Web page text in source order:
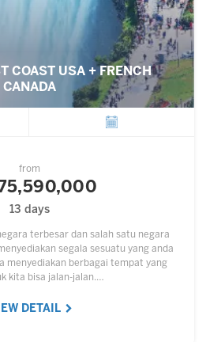
COAST USA + FRENCH
CANADA
from
75,590,000
13 days
terbesar dan salah satu negara
segala sesuatu yang anda
menyediakan berbagai tempat yang
kita bisa jalan-jalan.…
DETAIL